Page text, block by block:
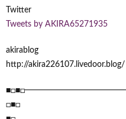
Twitter
Tweets by AKIRA65271935
akirablog
http://akira226107.livedoor.blog/
□■□